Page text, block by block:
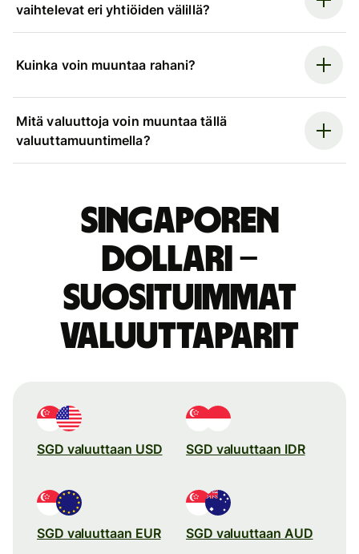
vaihtelevat eri yhtiöiden välillä?
Kuinka voin muuntaa rahani?
Mitä valuuttoja voin muuntaa tällä
valuuttamuuntimella?
Singaporen
dollari –
suosituimmat
valuuttaparit
SGD valuuttaan USD SGD valuuttaan IDR
SGD valuuttaan EUR SGD valuuttaan AUD